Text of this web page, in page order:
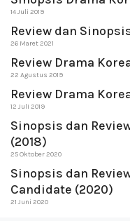
14 Juli 2019
Review dan
26 Maret 2021
Review Drama
22 Agustus 2019
Review Drama
12 Juli 2019
Sinopsis dan
(2018)
25 Oktober 2020
Sinopsis dan
Candidate (2020)
21 Juni 2020